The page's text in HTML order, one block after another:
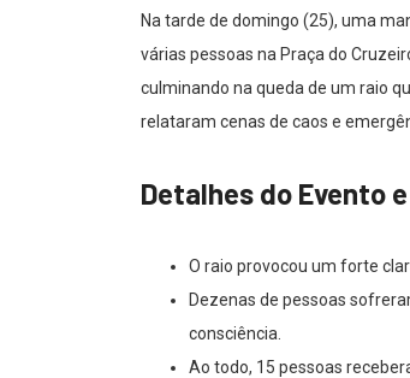
Na tarde de domingo (25), uma
várias pessoas na Praça do
culminando na queda de um raio
relataram cenas de caos e
Detalhes do Evento
O raio provocou um forte
Dezenas de pessoas
consciência.
Ao todo, 15 pessoas